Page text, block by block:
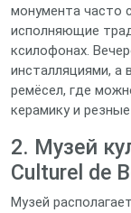
монумента часто
исполняющие
ксилофонах.
инсталляциями, а
ремёсел, где
керамику и
2. Музей
Culturel de
Музей